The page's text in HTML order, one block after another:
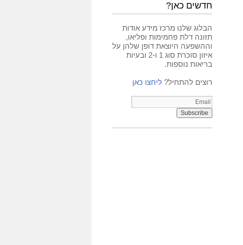
חדשים כאן?
הבלוג שלנו מרכז מידע אודות
תזונה דלת פחמימות ופליאו,
וההשפעה היוצאת דופן שלהן על
איזון סוכרת סוג 1 ו-2 ובעיות
בריאות נוספות.
רוצים להתחיל? ליחצו כאן